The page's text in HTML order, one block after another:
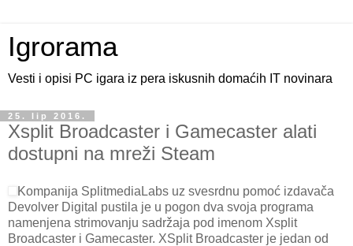
Igrorama
Vesti i opisi PC igara iz pera iskusnih domaćih IT novinara
25. lip 2016.
Xsplit Broadcaster i Gamecaster alati
dostupni na mreži Steam
Kompanija SplitmediaLabs uz svesrdnu pomoć izdavača
Devolver Digital pustila je u pogon dva svoja programa
namenjena strimovanju sadržaja pod imenom Xsplit
Broadcaster i Gamecaster. XSplit Broadcaster je jedan od